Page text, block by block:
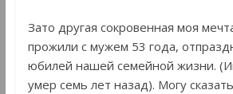
Зато другая сокровенная моя
прожили с мужем 53 года,
юбилей нашей семейной жизни.
умер семь лет назад). Могу